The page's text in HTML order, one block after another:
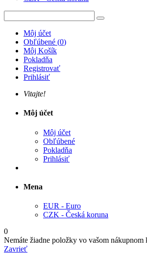
Môj účet
Obľúbené (0)
Môj Košík
Pokladňa
Registrovať
Prihlásiť
Vitajte!
Môj účet
Môj účet
Obľúbené
Pokladňa
Prihlásiť
Mena
EUR - Euro
CZK - Česká koruna
0
Nemáte žiadne položky vo vašom nákupnom
Zavrieť